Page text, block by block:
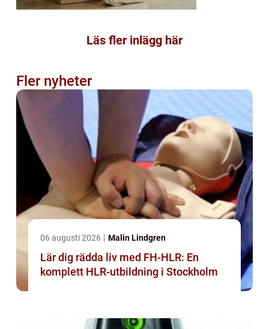
Läs fler inlägg här
Fler nyheter
06 augusti 2026 Malin Lindgren
Lär dig rädda liv med FH-HLR: En
komplett HLR-utbildning i Stockholm